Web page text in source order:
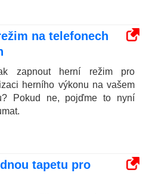
na telefonech
zapnout herní režim pro
herního výkonu na vašem
Pokud ne, pojďme to nyní
tapetu pro